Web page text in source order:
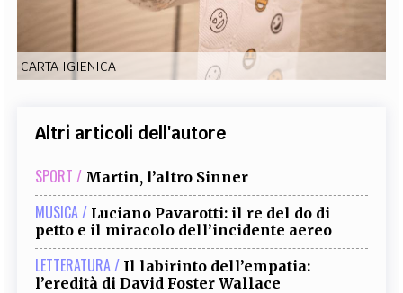
EXTRA
CODICI RUBRICHE LIBRI PROCEEDINGS PUBBLICITÀ CONTATTI
CARTA IGIENICA
Altri articoli dell'autore
SPORT / Martin, l’altro Sinner
MUSICA / Luciano Pavarotti: il re del do di
petto e il miracolo dell’incidente aereo
LETTERATURA / Il labirinto dell’empatia:
l’eredità di David Foster Wallace